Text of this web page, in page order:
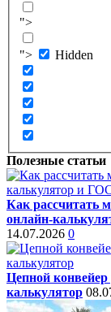
">
"> Hidden
Полезные статьи
Как рассчитать
онлайн-
14.07.2026 0
Цепной
калькулятор